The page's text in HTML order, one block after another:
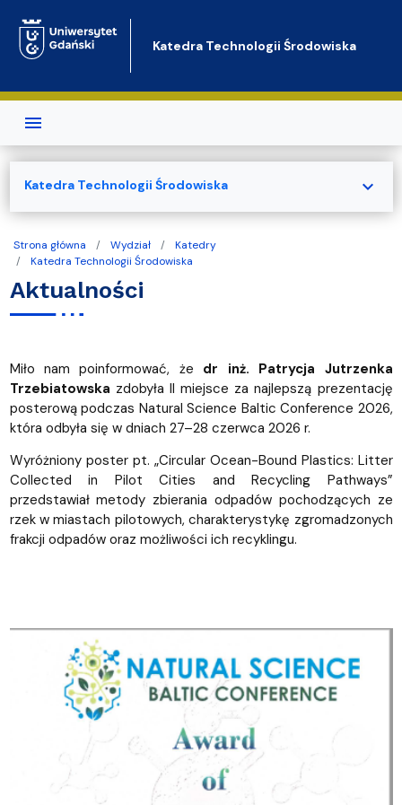
Katedra Technologii Środowiska
Strona główna Wydział
Katedry
Katedra Technologii Środowiska
Aktualności
Miło nam poinformować, że dr inż. Patrycja Jutrzenka
Trzebiatowska zdobyła II miejsce za najlepszą prezentację
posterową podczas Natural Science Baltic Conference 2026,
która odbyła się w dniach 27–28 czerwca 2026 r.
Wyróżniony poster pt. „Circular Ocean-Bound Plastics: Litter
Collected in Pilot Cities and Recycling Pathways”
przedstawiał metody zbierania odpadów pochodzących ze
rzek w miastach pilotowych, charakterystykę zgromadzonych
frakcji odpadów oraz możliwości ich recyklingu.
Katedra Technologii Środowiska expand_more